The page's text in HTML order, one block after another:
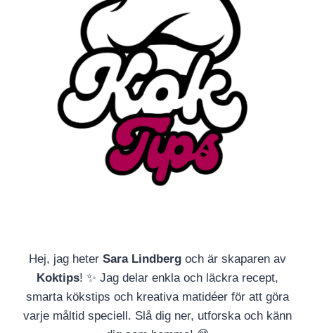
Hej, jag heter Sara Lindberg och är skaparen av
Koktips! ✨ Jag delar enkla och läckra recept,
smarta kökstips och kreativa matidéer för att göra
varje måltid speciell. Slå dig ner, utforska och känn